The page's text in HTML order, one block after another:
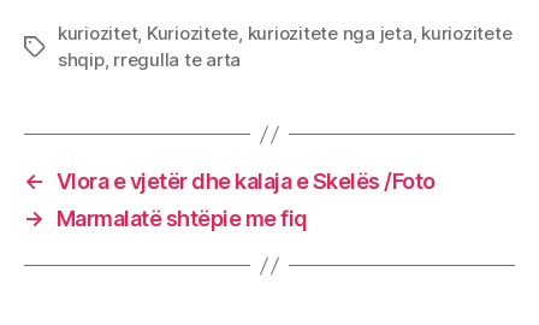
Tags
kuriozitet, Kuriozitete, kuriozitete nga jeta, kuriozitete
shqip, rregulla te arta
← Vlora e vjetër dhe kalaja e Skelës /Foto
→
Marmalatë shtëpie me fiq